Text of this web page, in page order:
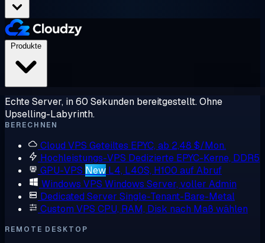
Echte Server, in 60 Sekunden bereitgestellt. Ohne
Upselling-Labyrinth.
BERECHNEN
Cloud VPS Geteiltes EPYC, ab 2,48 $/Mon.
Hochleistungs-VPS Dedizierte EPYC-Kerne, DDR5
GPU-VPS New L4, L40S, H100 auf Abruf
Windows VPS Windows Server, voller Admin
Dedicated Server Single-Tenant-Bare-Metal
Custom VPS CPU, RAM, Disk nach Maß wählen
REMOTE DESKTOP